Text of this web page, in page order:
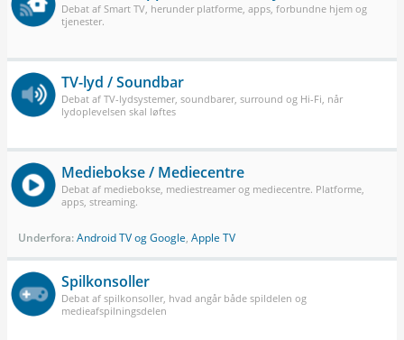
Debat af Smart TV, herunder platforme, apps, forbundne hjem og
tjenester.
TV-lyd / Soundbar
Debat af TV-lydsystemer, soundbarer, surround og Hi-Fi, når
lydoplevelsen skal løftes
Mediebokse / Mediecentre
Debat af mediebokse, mediestreamer og mediecentre. Platforme,
apps, streaming.
Underfora:Android TV og Google, Apple TV
Spilkonsoller
Debat af spilkonsoller, hvad angår både spildelen og
medieafspilningsdelen